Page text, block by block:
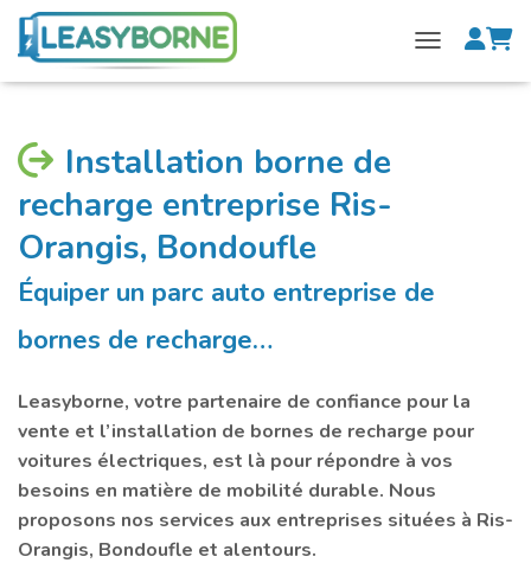
M
o
P
a
Installation borne de
recharge entreprise Ris-
Orangis, Bondoufle
Équiper un parc auto entreprise de
bornes de recharge…
Leasyborne, votre partenaire de confiance pour la
vente et l’installation de bornes de recharge pour
voitures électriques, est là pour répondre à vos
besoins en matière de mobilité durable. Nous
proposons nos services aux entreprises situées à Ris-
Orangis, Bondoufle et alentours.